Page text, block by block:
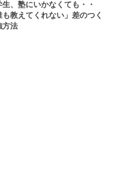
生、塾にいかなくても・・
も教えてくれない」差のつく
方法